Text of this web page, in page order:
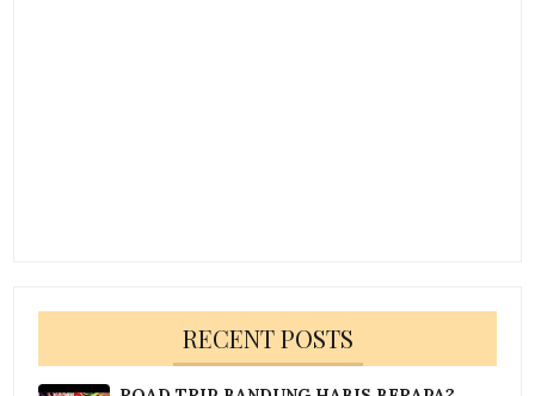
RECENT POSTS